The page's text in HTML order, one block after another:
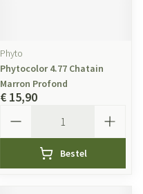
Phyto
Phytocolor 4.77 Chatain
Marron Profond
€ 15,90
Bestel